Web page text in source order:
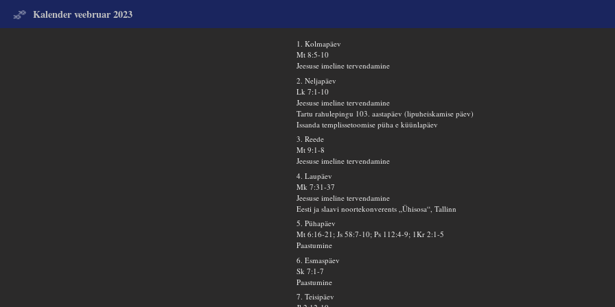
Kalender veebruar 2023
1. Kolmapäev
Mt 8:5-10
Jeesuse imeline tervendamine
2. Neljapäev
Lk 7:1-10
Jeesuse imeline tervendamine
Tartu rahulepingu 103. aastapäev (lipuheiskamise päev)
Issanda templissetoomise püha e küünlapäev
3. Reede
Mt 9:1-8
Jeesuse imeline tervendamine
4. Laupäev
Mk 7:31-37
Jeesuse imeline tervendamine
Eesti ja slaavi noortekonverents „Ühisosa“, Tallinn
5. Pühapäev
Mt 6:16-21; Js 58:7-10; Ps 112:4-9; 1Kr 2:1-5
Paastumine
6. Esmaspäev
Sk 7:1-7
Paastumine
7. Teisipäev